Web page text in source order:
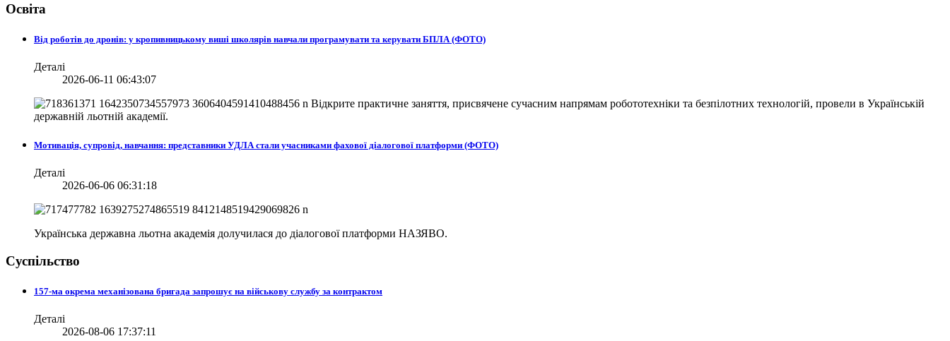
Освіта
Від роботів до дронів: у кропивницькому виші школярів навчали програмувати та керувати БПЛА (ФОТО)
Деталі
2026-06-11 06:43:07
Відкрите практичне заняття, присвячене сучасним напрямам робототехніки та безпілотних технологій, провели в Українській
державній льотній академії.
Мотивація, супровід, навчання: представники УДЛА стали учасниками фахової діалогової платформи (ФОТО)
Деталі
2026-06-06 06:31:18
Українська державна льотна академія долучилася до діалогової платформи НАЗЯВО.
Суспільство
157-ма окрема механізована бригада запрошує на військову службу за контрактом
Деталі
2026-08-06 17:37:11